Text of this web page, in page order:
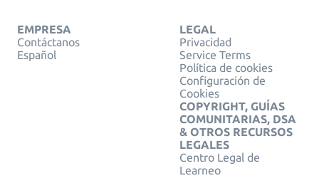
EMPRESA
Contáctanos
Español
LEGAL
Privacidad
Service Terms
Política de cookies
Configuración de
Cookies
COPYRIGHT, GUÍAS
COMUNITARIAS, DSA
& OTROS RECURSOS
LEGALES
Centro Legal de
Learneo